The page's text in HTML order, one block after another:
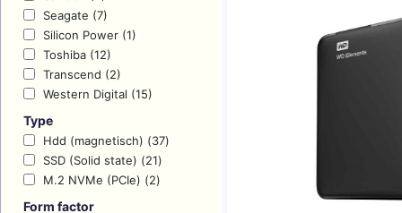
Seagate (7)
Silicon Power (1)
Toshiba (12)
Transcend (2)
Western Digital (15)
Type
Hdd (magnetisch) (37)
SSD (Solid state) (21)
M.2 NVMe (PCIe) (2)
Form factor